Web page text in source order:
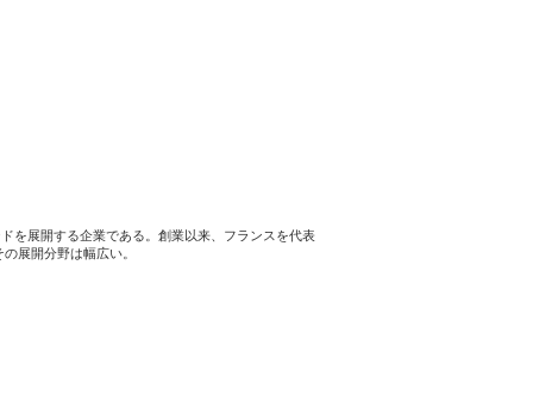
を展開する企業である。創業以来、フランスを代表
展開分野は幅広い。